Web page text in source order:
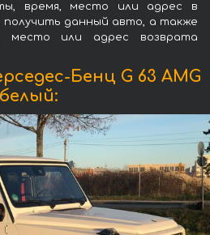
время, место или адрес в
данный авто, а также
место или адрес возврата
Бенц G 63 AMG
белый: